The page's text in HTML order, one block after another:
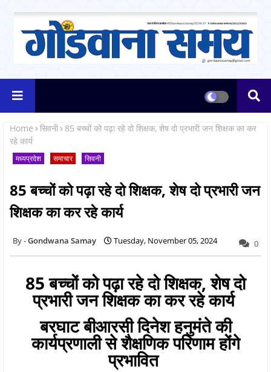
Home सिवनी
85 बच्चों को पढ़ा रहे दो शिक्षक, शेष दो प्रभारी जन शिक्षक का कर
रहे कार्य
मध्यप्रदेश समाचार सिवनी
85 बच्चों को पढ़ा रहे दो शिक्षक, शेष दो प्रभारी जन
शिक्षक का कर रहे कार्य
Gondwana Samay Tuesday, November 05, 2024 0
85 बच्चों को पढ़ा रहे दो शिक्षक, शेष दो
प्रभारी जन शिक्षक का कर रहे कार्य
बरघाट बीआरसी दिनेश हनुमंते की
कार्यप्रणाली से शैक्षणिक परिणाम होंगे
प्रभावित